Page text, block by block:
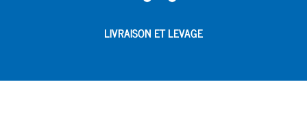
LIVRAISON ET LEVAGE